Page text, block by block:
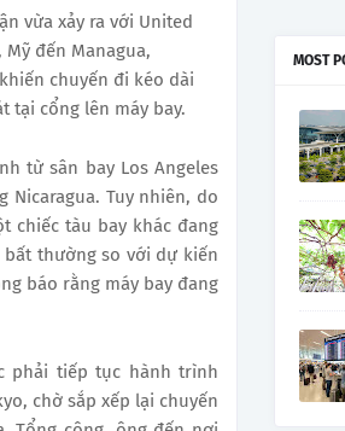
vừa xảy ra với United
đến Managua,
chuyến đi kéo dài
tại cổng lên máy bay.
từ sân bay Los Angeles
Tuy nhiên, do
chiếc tàu bay khác đang
bất thường so với dự kiến
báo rằng máy bay đang
phải tiếp tục hành trình
chờ sắp xếp lại chuyến
MOST